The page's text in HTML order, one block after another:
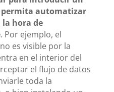
automatizar
hora de
. Por ejemplo, el
es visible por la
en el interior del
el flujo de datos
toda la